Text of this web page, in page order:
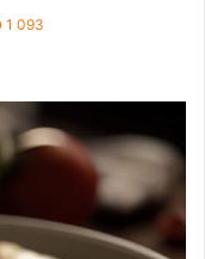
1 093